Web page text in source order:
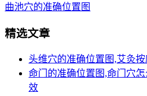
曲池穴的准确位置图
精选文章
头维穴的准确位置图,艾灸
命门的准确位置图,命门穴
效